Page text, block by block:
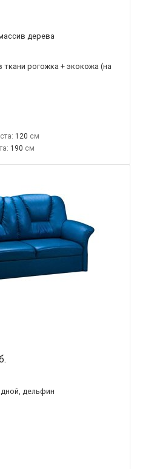
дерева
ткани рогожка + экокожа (на
120
190
дельфин